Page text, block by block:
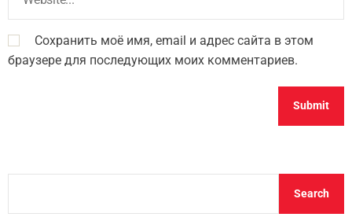
Сохранить моё имя, email и адрес сайта в этом
браузере для последующих моих комментариев.
Search